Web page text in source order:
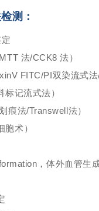
测：
法/CCK8 法）
FITC/PI双染流式法/
记流式法）
痕法/Transwell法）
术）
，体外血管生成